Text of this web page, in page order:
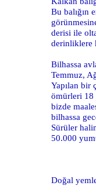
Bu balığın
derisi ile
derinliklere
Bilhassa
Temmuz,
Yapılan bir
ömürleri 18
bizde
bilhassa
Sürüler
50.000
Doğal